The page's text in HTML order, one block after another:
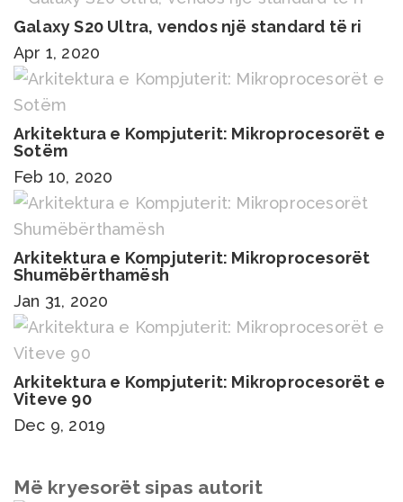
Galaxy S20 Ultra, vendos një standard të ri
Apr 1, 2020
Arkitektura e Kompjuterit: Mikroprocesorët e
Sotëm
Feb 10, 2020
Arkitektura e Kompjuterit: Mikroprocesorët
Shumëbërthamësh
Jan 31, 2020
Arkitektura e Kompjuterit: Mikroprocesorët e
Viteve 90
Dec 9, 2019
Më kryesorët sipas autorit